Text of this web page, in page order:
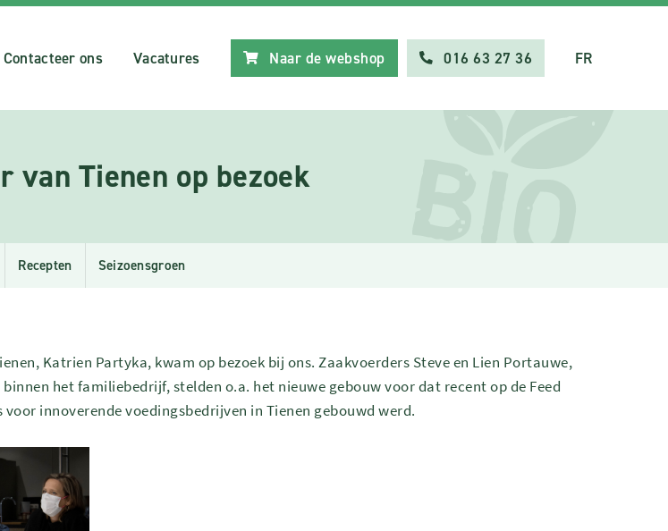
Contacteer ons Vacatures Naar de webshop 016 63 27 36 FR
van Tienen op bezoek
Recepten Seizoensgroen
Katrien Partyka, kwam op bezoek bij ons. Zaakvoerders Steve en Lien Portauwe,
het familiebedrijf, stelden o.a. het nieuwe gebouw voor dat recent op de Feed
voor innoverende voedingsbedrijven in Tienen gebouwd werd.